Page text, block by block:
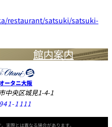
restaurant/satsuki/satsuki-
館内案内
ータニ大阪
中央区城見1-4-1
1111
実際とは異なる場合があります。